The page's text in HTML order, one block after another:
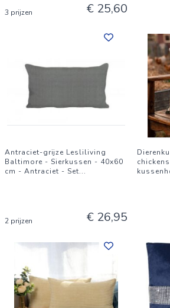
3 prijzen € 25,60
Antraciet-grijze Lesliliving
Baltimore - Sierkussen - 40x60
cm - Antraciet - Set...
2 prijzen € 26,95